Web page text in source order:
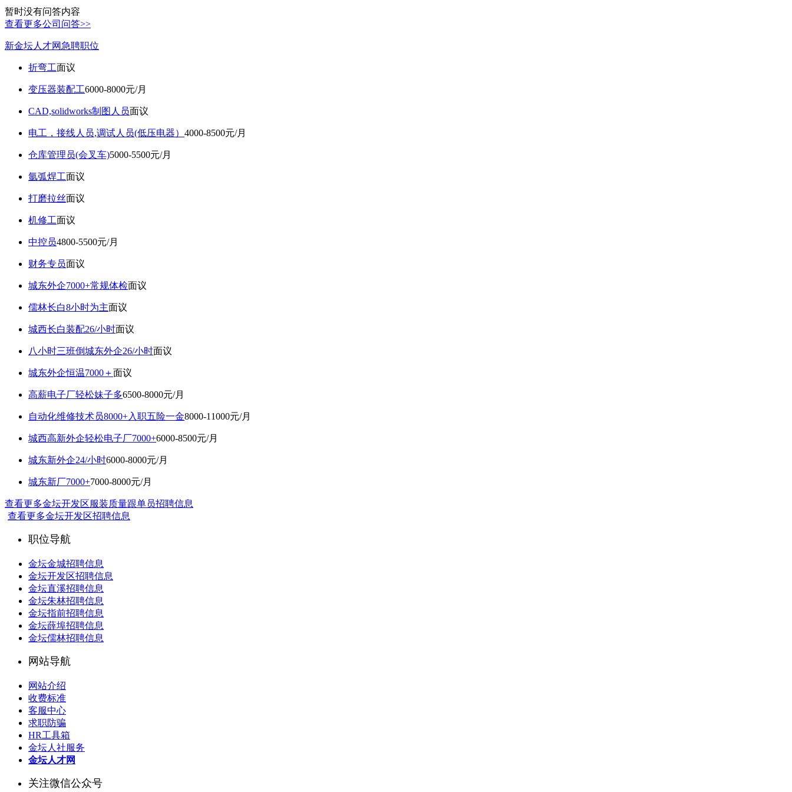
暂时没有问答内容
查看更多公司问答>>
新金坛人才网急聘职位
折弯工面议
变压器装配工6000-8000元/月
CAD,solidworks制图人员面议
电工，接线人员,调试人员(低压电器） 4000-8500元/月
仓库管理员(会叉车)5000-5500元/月
氩弧焊工面议
打磨拉丝面议
机修工面议
中控员4800-5500元/月
财务专员面议
城东外企7000+常规体检面议
儒林长白8小时为主面议
城西长白装配26/小时面议
八小时三班倒城东外企26/小时面议
城东外企恒温7000＋面议
高薪电子厂轻松妹子多6500-8000元/月
自动化维修技术员8000+入职五险一金8000-11000元/月
城西高新外企轻松电子厂7000+6000-8500元/月
城东新外企24/小时6000-8000元/月
城东新厂7000+7000-8000元/月
查看更多金坛开发区服装质量跟单员招聘信息
查看更多金坛开发区招聘信息
职位导航
金坛金城招聘信息
金坛开发区招聘信息
金坛直溪招聘信息
金坛朱林招聘信息
金坛指前招聘信息
金坛薛埠招聘信息
金坛儒林招聘信息
网站导航
网站介绍
收费标准
客服中心
求职防骗
HR工具箱
金坛人社服务
金坛人才网
关注微信公众号